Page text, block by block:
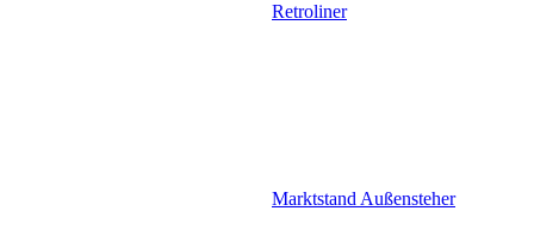
Retroliner
Marktstand Außensteher